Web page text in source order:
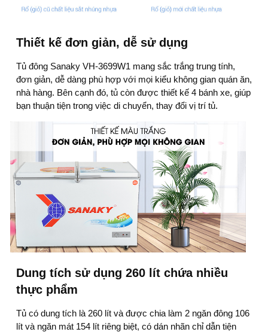
Thiết kế đơn giản, dễ sử dụng
Tủ đông Sanaky VH-3699W1 mang sắc trắng trung tính,
đơn giản, dễ dàng phù hợp với mọi kiểu không gian quán ăn,
nhà hàng. Bên cạnh đó, tủ còn được thiết kế 4 bánh xe, giúp
bạn thuận tiện trong việc di chuyển, thay đổi vị trí tủ.
Dung tích sử dụng 260 lít chứa nhiều
thực phẩm
Tủ có dung tích là 260 lít và được chia làm 2 ngăn đông 106
lít và ngăn mát 154 lít riêng biệt, có dán nhãn chỉ dẫn tiện